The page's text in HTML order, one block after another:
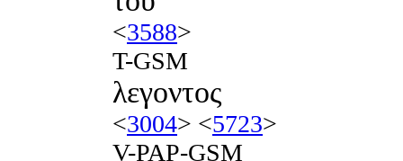
<3588>
T-GSM
λεγοντος
<3004> <5723>
V-PAP-GSM